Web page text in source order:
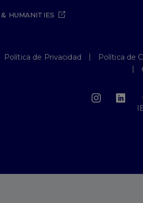
HUMANITIES
Política de Privacidad
Política de